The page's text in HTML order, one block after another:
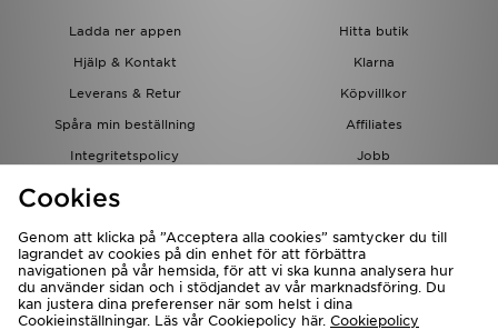
Ladda ner appen
Hitta butik
Hjälp & Kontakt
Klarna
Leverans & Retur
Köpvillkor
Spåra min beställning
Affiliates
Integritetspolicy
Jobb
JD-bloggen
Cookies
Genom att klicka på ”Acceptera alla cookies” samtycker du till
lagrandet av cookies på din enhet för att förbättra
navigationen på vår hemsida, för att vi ska kunna analysera hur
du använder sidan och i stödjandet av vår marknadsföring. Du
kan justera dina preferenser när som helst i dina
Cookieinställningar. Läs vår Cookiepolicy här. Cookiepolicy